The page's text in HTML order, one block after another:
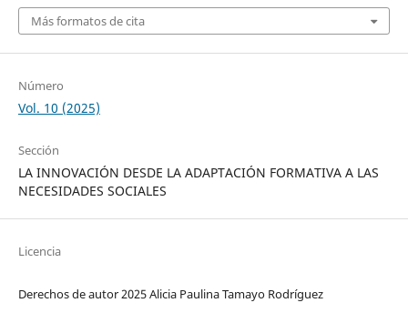
Más formatos de cita
Número
Vol. 10 (2025)
Sección
LA INNOVACIÓN DESDE LA ADAPTACIÓN FORMATIVA A LAS
NECESIDADES SOCIALES
Licencia
Derechos de autor 2025 Alicia Paulina Tamayo Rodríguez